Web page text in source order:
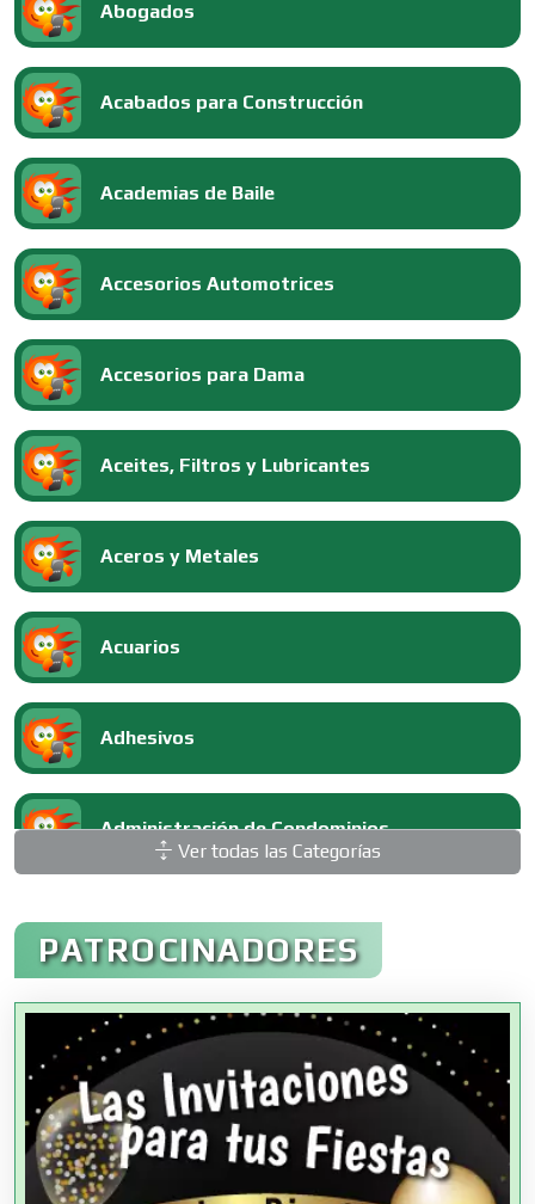
Abogados
Acabados para Construcción
Academias de Baile
Accesorios Automotrices
Accesorios para Dama
Aceites, Filtros y Lubricantes
Aceros y Metales
Acuarios
Adhesivos
Administración de Condominios
Administración de Empresas
Agencias Aduanales
Agencias de Autos
Agencias de Cobranza
Ver todas las Categorías
PATROCINADORES